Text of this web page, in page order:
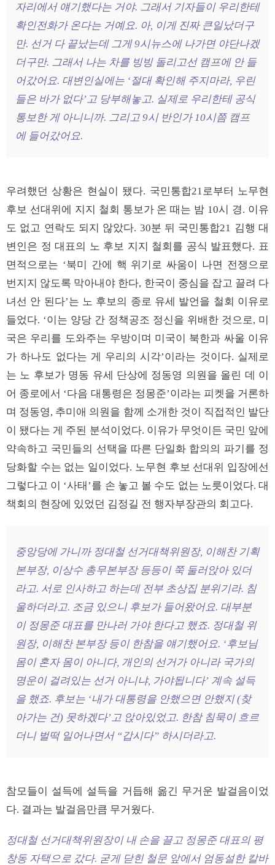
자리에서 얘기했다는 거야. 그래서 기자들이 우리한테
확인전화가 온다는 거예요. 아, 이게 진짜 큰일났더구
만. 선거 다 끝났는데 그게 9시뉴스에 나가면 야단나겠
더구만. 그래서 나는 차를 빙빙 돌리고선 캠프에 안 들
어갔어요. 대변인실에는 ‘절대 확인해 주지마라, 우린
들은 바가 없다’고 당부해놓고. 실제로 우리한테 공식
통보한 게 아니니까. 그리고 9시 반인가 10시쯤 캠프
에 들어갔어요.
우려했던 상황은 현실이 됐다. 국민통합21로부터 노무현
후보 선대위에 지지 철회 통보가 온 때는 밤 10시 경. 이유
도 없고 연락도 되지 않았다. 30분 뒤 국민통합21 김행 대
변인은 정 대표의 노 후보 지지 철회를 공식 발표했다. 표
면적으로는 ‘북미 간에 핵 위기로 싸움이 나면 전쟁으로
번지지 않도록 막아내야 한다, 한국이 중심을 잡고 끌려 다
녀선 안 된다’는 노 후보의 종로 유세 발언을 철회 이유로
들었다. ‘이는 양당 간 정책공조 정신을 위배한 것으로, 미
국은 우리를 도와주는 우방이며 미국이 북한과 싸울 이유
가 하나도 없다는 게 우리의 시각’이라는 것이다. 실제로
는 노 후보가 명동 유세 단상에 정동영 의원을 올린 데 이
어 종로에서 ‘다음 대통령은 정몽준’이라는 피켓을 거론하
며 정동영, 추미애 의원을 함께 소개한 것이 직접적인 발단
이 됐다는 게 주된 분석이었다. 이유가 무엇이든 국민 앞에
약속하고 국민들의 선택을 따른 단일화 합의의 파기를 정
당화할 수는 없는 일이었다. 노무현 후보 선대위 입장에선
그렇다고 이 ‘사태’를 손 놓고 볼 수도 없는 노릇이었다. 대
책회의 현장에 있었던 김정길 전 행자부장관의 회고다.
중앙당에 가니까 정대철 선거대책위원장, 이해찬 기획
본부장, 이상수 총무본부장 등등이 쭉 둘러앉아 있더
라고. 서로 인사하고 하는데 전부 초상집 분위기라. 침
울하더라고. 조금 있으니 후보가 들어왔어요. 대부분
이 정몽준 대표를 만나러 가야 한다고 했죠. 정대철 위
원장, 이해찬 본부장 등이 한참을 얘기했어요. ‘후보님
몸이 혼자 몸이 아니다, 개인의 선거가 아니라 국가의
명운이 걸려있는 선거 아니냐, 가야됩니다’ 계속 설득
을 했죠. 후보는 ‘내가 대통령을 안했으면 안했지 (찾
아가는 건) 못하겠다’고 앉아있었고. 한참 침묵이 흐르
더니 벌떡 일어나면서 “갑시다” 하시더라고.
참모들이 설득에 설득을 거듭해 옮긴 무거운 발걸음이었
다. 결과는 발걸음만큼 무거웠다.
정대철 선거대책위원장이 내 손을 끌고 정몽준 대표의 평
창동 자택으로 갔다. 굳게 닫힌 철문 앞에서 엄동설한 칼바